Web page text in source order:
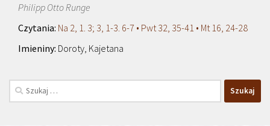
Philipp Otto Runge
Na 2, 1. 3; 3, 1-3. 6-7 • Pwt 32, 35-41 • Mt 16, 24-28
Doroty, Kajetana
Szukaj: